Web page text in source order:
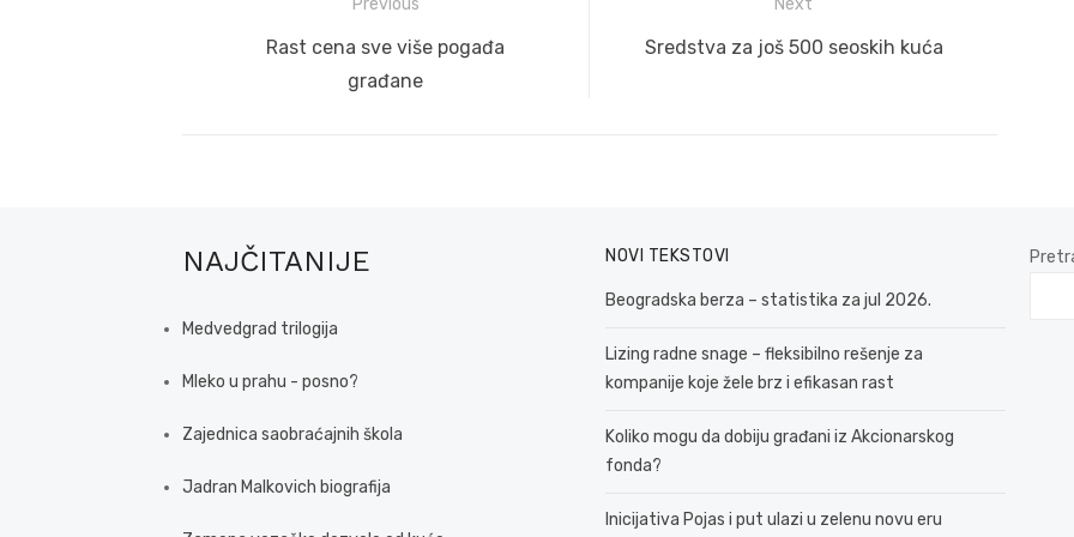
navigation
Previous
Previous
Rast cena sve više pogađa
građane
Next
Next
Sredstva za još 500 seoskih kuća
NAJČITANIJE
Medvedgrad trilogija
Mleko u prahu - posno?
Zajednica saobraćajnih škola
Jadran Malkovich biografija
NOVI TEKSTOVI
Beogradska berza – statistika za jul 2026.
Lizing radne snage – fleksibilno rešenje za
kompanije koje žele brz i efikasan rast
Koliko mogu da dobiju građani iz Akcionarskog
fonda?
Inicijativa Pojas i put ulazi u zelenu novu eru